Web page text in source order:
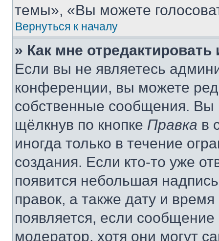
темы», «Вы можете
Вернуться к началу
» Как мне
Если вы не являетесь
конференции, вы можете
собственные сообщения. Вы
щёлкнув по кнопке Правка в
иногда только в течение
создания. Если кто-то уже
появится небольшая
правок, а также дату и
появляется, если
модератор, хотя они могут